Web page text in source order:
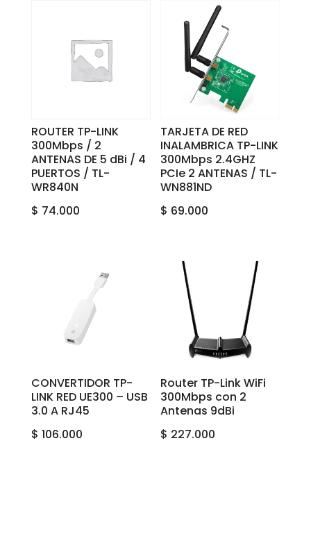
ROUTER TP-LINK
300Mbps / 2
ANTENAS DE 5 dBi / 4
PUERTOS / TL-
WR840N
$ 74.000
TARJETA DE RED
INALAMBRICA TP-LINK
300Mbps 2.4GHZ
PCIe 2 ANTENAS / TL-
WN881ND
$ 69.000
CONVERTIDOR TP-
LINK RED UE300 – USB
3.0 A RJ45
$ 106.000
Router TP-Link WiFi
300Mbps con 2
Antenas 9dBi
$ 227.000